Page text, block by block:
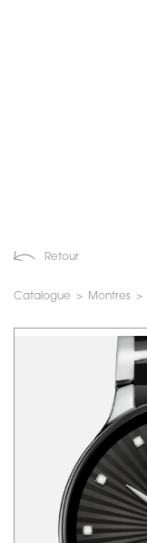
Retour
Catalogue > Montres >